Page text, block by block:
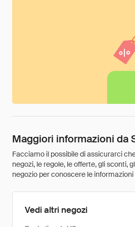
Maggiori informazioni da
Facciamo il possibile di assicurarci
negozi, le regole, le offerte, gli sconti,
negozio per conoscere le
Vedi altri negozi